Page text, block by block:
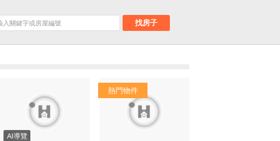
找房子
AI導覽